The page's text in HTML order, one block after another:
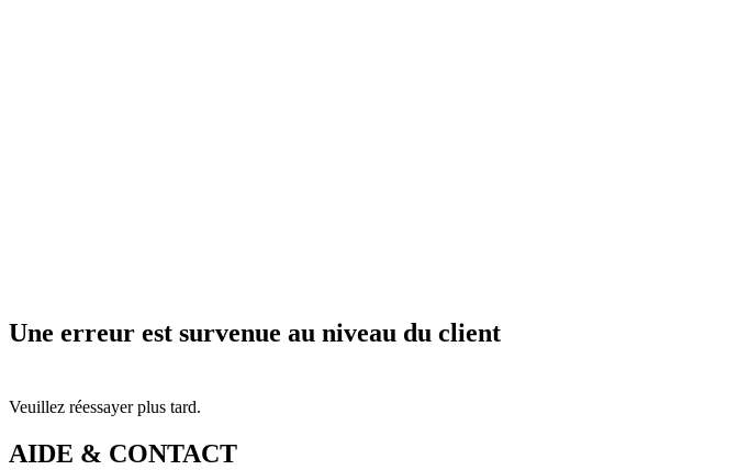
Une erreur est survenue au niveau du client
Veuillez réessayer plus tard.
AIDE & CONTACT